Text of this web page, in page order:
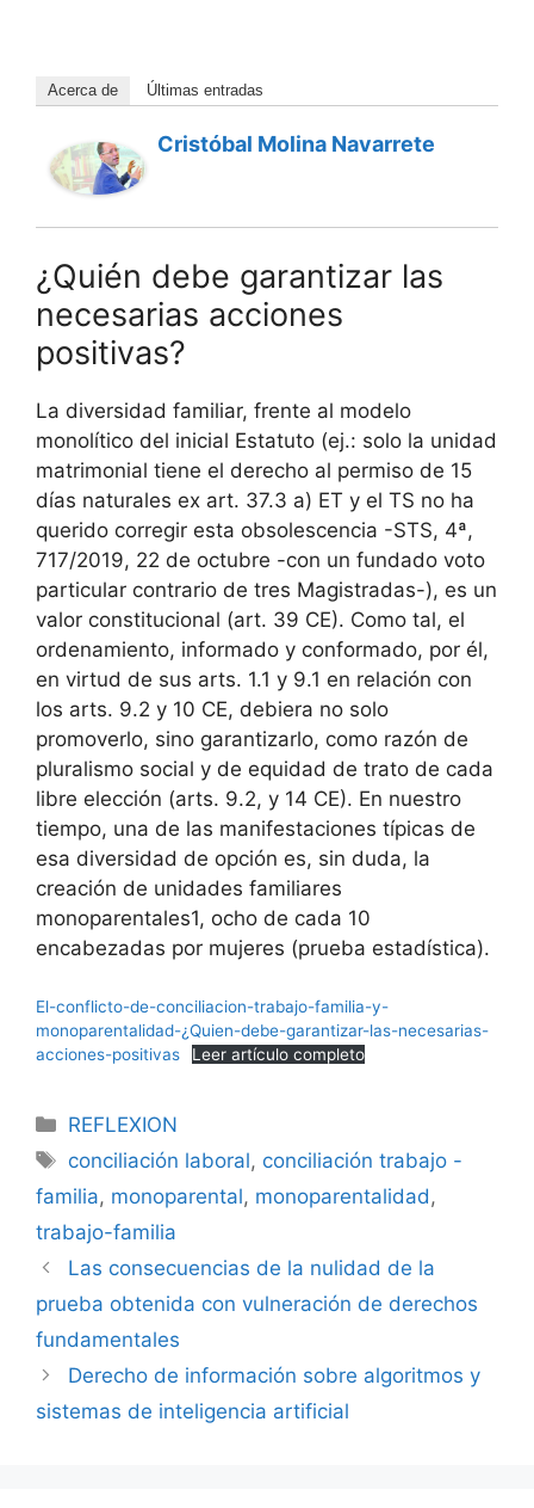
Acerca de Últimas entradas
Cristóbal Molina Navarrete
¿Quién debe garantizar las
necesarias acciones
positivas?
La diversidad familiar, frente al modelo
monolítico del inicial Estatuto (ej.: solo la unidad
matrimonial tiene el derecho al permiso de 15
días naturales ex art. 37.3 a) ET y el TS no ha
querido corregir esta obsolescencia -STS, 4ª,
717/2019, 22 de octubre -con un fundado voto
particular contrario de tres Magistradas-), es un
valor constitucional (art. 39 CE). Como tal, el
ordenamiento, informado y conformado, por él,
en virtud de sus arts. 1.1 y 9.1 en relación con
los arts. 9.2 y 10 CE, debiera no solo
promoverlo, sino garantizarlo, como razón de
pluralismo social y de equidad de trato de cada
libre elección (arts. 9.2, y 14 CE). En nuestro
tiempo, una de las manifestaciones típicas de
esa diversidad de opción es, sin duda, la
creación de unidades familiares
monoparentales1, ocho de cada 10
encabezadas por mujeres (prueba estadística).
El-conflicto-de-conciliacion-trabajo-familia-y-
monoparentalidad-¿Quien-debe-garantizar-las-necesarias-
acciones-positivas
Leer artículo completo
REFLEXION
conciliación laboral, conciliación trabajo -
familia, monoparental, monoparentalidad ,
trabajo-familia
Las consecuencias de la nulidad de la
prueba obtenida con vulneración de derechos
fundamentales
Derecho de información sobre algoritmos y
sistemas de inteligencia artificial